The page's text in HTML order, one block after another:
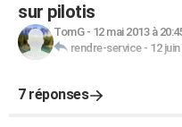
sur pilotis
TomG- 12 mai 2013 à
rendre-service- 12
7 réponses